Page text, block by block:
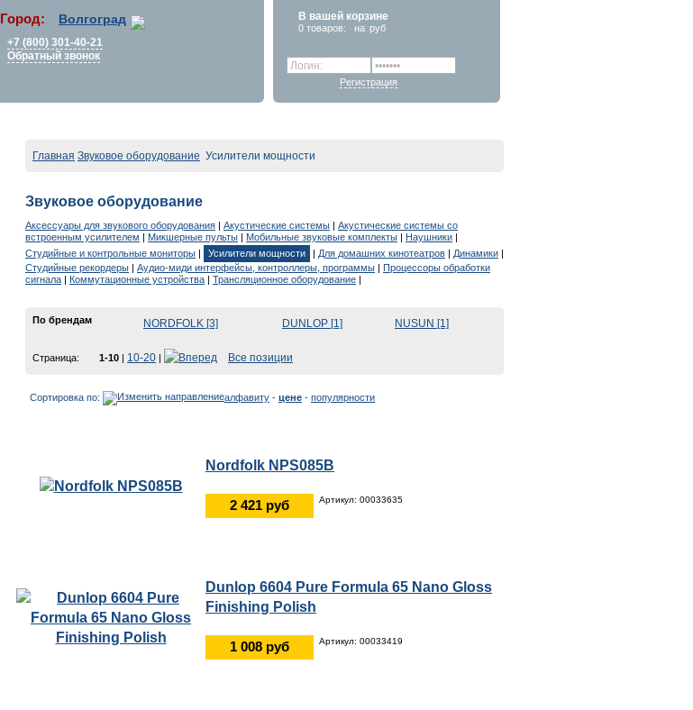
Город: Волгоград
+7 (800) 301-40-21
Обратный звонок
В вашей корзине
0 товаров: на руб
Регистрация
Главная Звуковое оборудование Усилители мощности
Звуковое оборудование
Аксессуары для звукового оборудования | Акустические системы | Акустические системы со
встроенным усилителем | Микшерные пульты | Мобильные звуковые комплекты | Наушники |
Студийные и контрольные мониторы | Усилители мощности | Для домашних кинотеатров | Динамики |
Студийные рекордеры | Аудио-миди интерфейсы, контроллеры, программы | Процессоры обработки
сигнала | Коммутационные устройства | Трансляционное оборудование |
По брендам NORDFOLK [3] DUNLOP [1] NUSUN [1]
Страница: 1-10 | 10-20 | Все позиции
Сортировка по: алфавиту - цене - популярности
Nordfolk NPS085B
2 421 руб Артикул: 00033635
Dunlop 6604 Pure Formula 65 Nano Gloss
Finishing Polish
1 008 руб Артикул: 00033419